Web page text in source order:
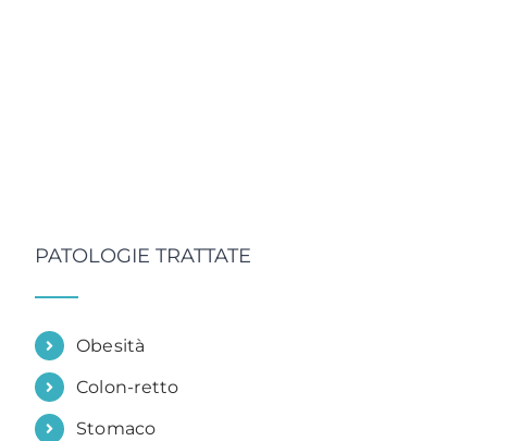
PATOLOGIE TRATTATE
Obesità
Colon-retto
Stomaco